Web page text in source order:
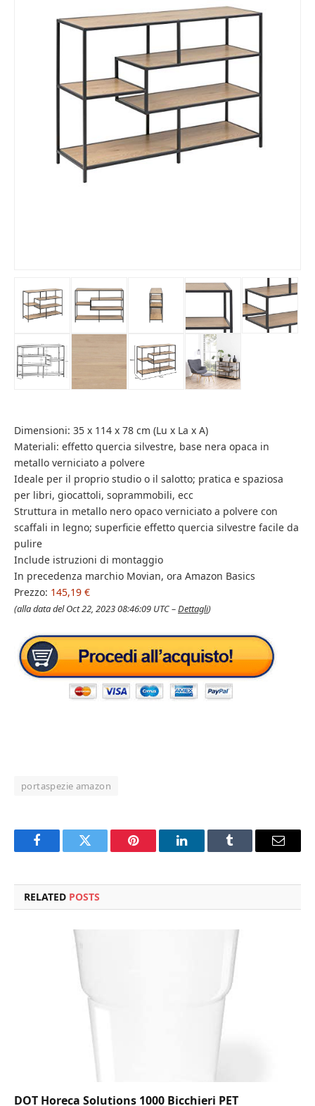
Dimensioni: 35 x 114 x 78 cm (Lu x La x A)
Materiali: effetto quercia silvestre, base nera opaca in
metallo verniciato a polvere
Ideale per il proprio studio o il salotto; pratica e spaziosa
per libri, giocattoli, soprammobili, ecc
Struttura in metallo nero opaco verniciato a polvere con
scaffali in legno; superficie effetto quercia silvestre facile da
pulire
Include istruzioni di montaggio
In precedenza marchio Movian, ora Amazon Basics
Prezzo: 145,19 €
(alla data del Oct 22, 2023 08:46:09 UTC –Dettagli)
portaspezie amazon
FacebookTwitter Pinterest LinkedInTumblr Email
RELATED POSTS
DOT Horeca Solutions 1000 Bicchieri PET